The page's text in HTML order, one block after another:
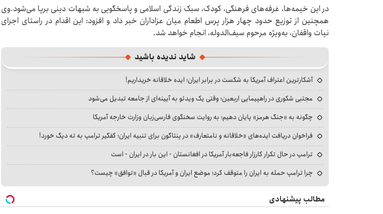
در این خیمه‌ها، غرفه‌های فرهنگی، کودک، سبک زندگی اسلامی و پاسخگویی به شبهات دینی برپا می‌شود.وی
همچنین از توزیع حدود چهار هزار پرس اطعام میان عزاداران خبر داد و افزود: این اقدام در راستای اجرای
نیات واقفان، به‌ویژه مرحوم سیف‌الدوله، انجام خواهد شد.
شاید ندیده باشید
آشکارترین اعتراف آمریکا به شکست در برابر ایران؛ ایده خلاقانه خریداریم!
مجتبی شکوری در راهپیمایی اربعین؛ وقتی یک ویدئو به آیینه‌ای از جامعه تبدیل می‌شود
چگونه به «جنگ هرمز» پایان دهیم؛ به روایت سخنگوی فارسی‌زبان وزارت خارجه آمریکا
فراخوان دریافت ایده‌های «خلاقانه و نامتعارف» در پنتاگون برای تنبیه ایران؛ کفگیر ترامپ به ته دیگ خورد!
ترامپ در حال تکرار کارزار فاجعه‌بار آمریکا در افغانستان - این بار در ایران - است
چرا ترامپ حمله به ایران را متوقف کرد؛ موضع ایران و آمریکا در قبال «توافق» چیست؟
مطالب پیشنهادی